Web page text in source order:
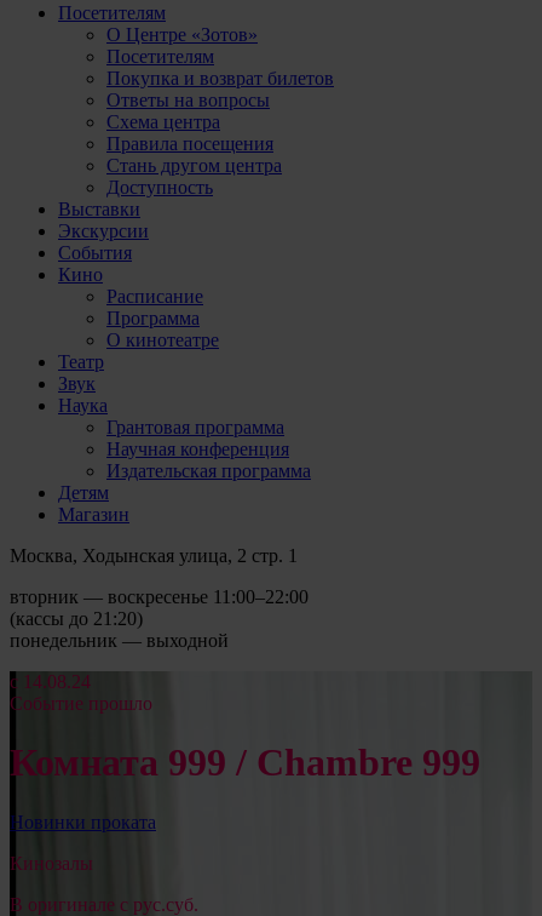
Посетителям
О Центре «Зотов»
Посетителям
Покупка и возврат билетов
Ответы на вопросы
Схема центра
Правила посещения
Стань другом центра
Доступность
Выставки
Экскурсии
События
Кино
Расписание
Программа
О кинотеатре
Театр
Звук
Наука
Грантовая программа
Научная конференция
Издательская программа
Детям
Магазин
Москва, Ходынская улица, 2 стр. 1
вторник — воскресенье 11:00–22:00
(кассы до 21:20)
понедельник — выходной
c 14.08.24
Событие прошло
Комната 999 / Chambre 999
Новинки проката
Кинозалы
В оригинале с рус.суб.